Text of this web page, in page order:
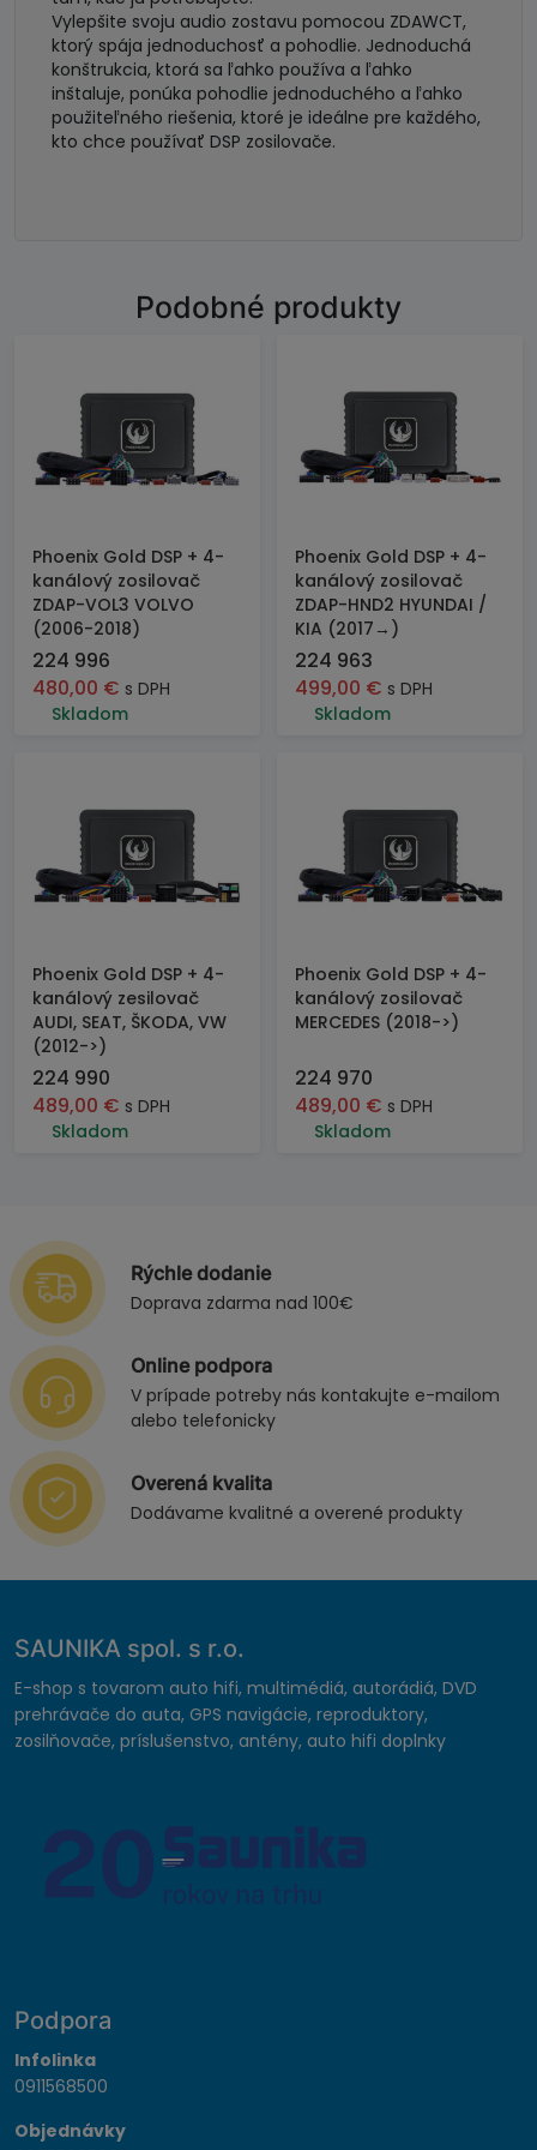
Vylepšite svoju audio zostavu pomocou ZDAWCT,
ktorý spája jednoduchosť a pohodlie. Jednoduchá
konštrukcia, ktorá sa ľahko používa a ľahko
inštaluje, ponúka pohodlie jednoduchého a ľahko
použiteľného riešenia, ktoré je ideálne pre každého,
kto chce používať DSP zosilovače.
Podobné produkty
Phoenix Gold DSP + 4-
kanálový zosilovač
ZDAP-VOL3 VOLVO
(2006-2018)
224 996
480,00 € s DPH
Skladom
Phoenix Gold DSP + 4-
kanálový zosilovač
ZDAP-HND2 HYUNDAI /
KIA (2017→)
224 963
499,00 € s DPH
Skladom
Phoenix Gold DSP + 4-
kanálový zesilovač
AUDI, SEAT, ŠKODA, VW
(2012->)
224 990
489,00 € s DPH
Skladom
Phoenix Gold DSP + 4-
kanálový zosilovač
MERCEDES (2018->)
224 970
489,00 € s DPH
Skladom
Rýchle dodanie
Doprava zdarma nad 100€
Online podpora
V prípade potreby nás kontakujte e-mailom
alebo telefonicky
Overená kvalita
Dodávame kvalitné a overené produkty
SAUNIKA spol. s r.o.
E-shop s tovarom auto hifi, multimédiá, autorádiá, DVD
prehrávače do auta, GPS navigácie, reproduktory,
zosilňovače, príslušenstvo, antény, auto hifi doplnky
Podpora
Infolinka
0911568500
Objednávky